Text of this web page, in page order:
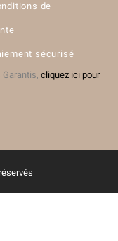
de
sécurisé
Garantis, cliquez ici pour